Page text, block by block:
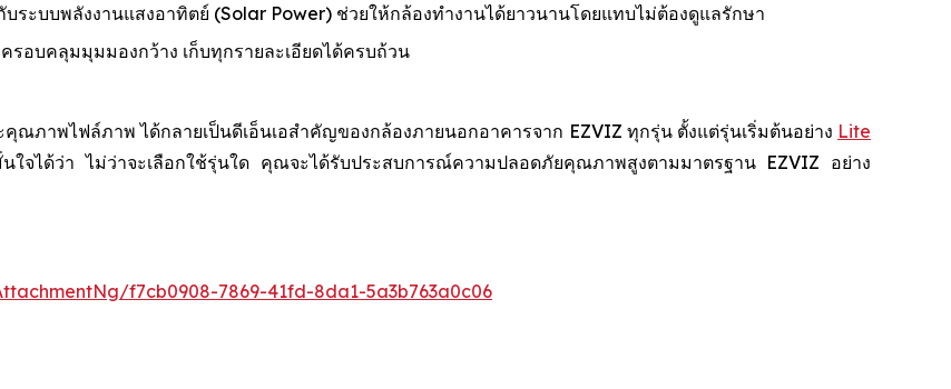
ระบบพลังงานแสงอาทิตย์ (Solar Power) ช่วยให้กล้องทำงานได้ยาวนานโดยแทบไม่ต้องดูแลรักษา
บคลุมมุมมองกว้าง เก็บทุกรายละเอียดได้ครบถ้วน
ณภาพไฟล์ภาพ ได้กลายเป็นดีเอ็นเอสำคัญของกล้องภายนอกอาคารจาก EZVIZ ทุกรุ่น ตั้งแต่รุ่นเริ่มต้นอย่าง Lite
นใจได้ว่า ไม่ว่าจะเลือกใช้รุ่นใด คุณจะได้รับประสบการณ์ความปลอดภัยคุณภาพสูงตามมาตรฐาน EZVIZ อย่าง
f7cb0908-7869-41fd-8da1-5a3b763a0c06